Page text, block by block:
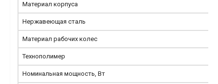
Материал корпуса
Нержавеющая сталь
Материал рабочих колес
Технополимер
Номинальная мощность, Вт